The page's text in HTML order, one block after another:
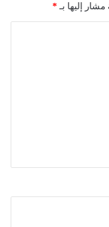
مشار إليها بـ *